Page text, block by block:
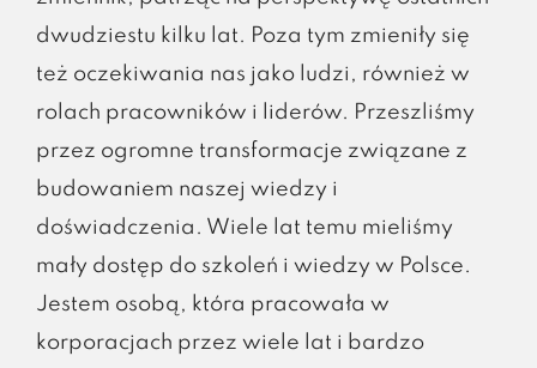
dwudziestu kilku lat. Poza tym zmieniły się
też oczekiwania nas jako ludzi, również w
rolach pracowników i liderów. Przeszliśmy
przez ogromne transformacje związane z
budowaniem naszej wiedzy i
doświadczenia. Wiele lat temu mieliśmy
mały dostęp do szkoleń i wiedzy w Polsce.
Jestem osobą, która pracowała w
korporacjach przez wiele lat i bardzo